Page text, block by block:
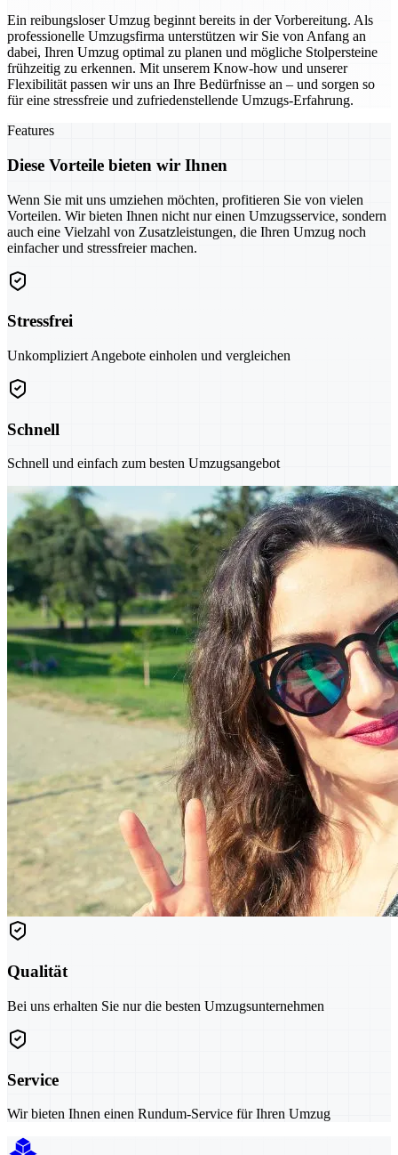
Ein reibungsloser Umzug beginnt bereits in der Vorbereitung. Als
professionelle Umzugsfirma unterstützen wir Sie von Anfang an
dabei, Ihren Umzug optimal zu planen und mögliche Stolpersteine
frühzeitig zu erkennen. Mit unserem Know-how und unserer
Flexibilität passen wir uns an Ihre Bedürfnisse an – und sorgen so
für eine stressfreie und zufriedenstellende Umzugs-Erfahrung.
Features
Diese Vorteile bieten wir Ihnen
Wenn Sie mit uns umziehen möchten, profitieren Sie von vielen
Vorteilen. Wir bieten Ihnen nicht nur einen Umzugsservice, sondern
auch eine Vielzahl von Zusatzleistungen, die Ihren Umzug noch
einfacher und stressfreier machen.
Stressfrei
Unkompliziert Angebote einholen und vergleichen
Schnell
Schnell und einfach zum besten Umzugsangebot
Qualität
Bei uns erhalten Sie nur die besten Umzugsunternehmen
Service
Wir bieten Ihnen einen Rundum-Service für Ihren Umzug